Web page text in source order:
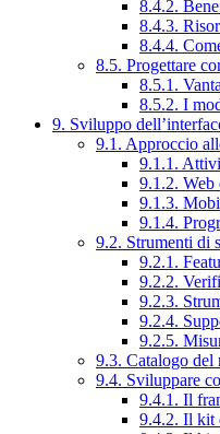
8.4.2.
8.4.3.
8.4.4.
8.5. Progettare
8.5.1.
8.5.2. I
9. Sviluppo
9.1. Approccio
9.1.1.
9.1.2. Web
9.1.3.
9.1.4.
9.2. Strumenti di
9.2.1.
9.2.2.
9.2.3.
9.2.4.
9.2.5.
9.3. Catalogo del
9.4. Sviluppare
9.4.1. Il
9.4.2. Il kit